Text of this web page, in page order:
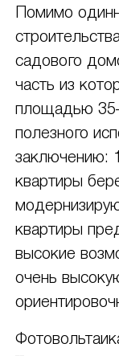
Помимо
садового
часть из
площадью
полезного
заключению:
квартиры
квартиры
высокие
очень